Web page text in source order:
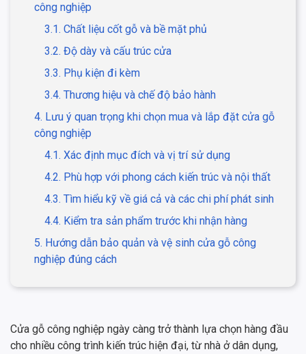
công nghiệp
3.1. Chất liệu cốt gỗ và bề mặt phủ
3.2. Độ dày và cấu trúc cửa
3.3. Phụ kiện đi kèm
3.4. Thương hiệu và chế độ bảo hành
4. Lưu ý quan trọng khi chọn mua và lắp đặt cửa gỗ
công nghiệp
4.1. Xác định mục đích và vị trí sử dụng
4.2. Phù hợp với phong cách kiến trúc và nội thất
4.3. Tìm hiểu kỹ về giá cả và các chi phí phát sinh
4.4. Kiểm tra sản phẩm trước khi nhận hàng
5. Hướng dẫn bảo quản và vệ sinh cửa gỗ công
nghiệp đúng cách
Cửa gỗ công nghiệp ngày càng trở thành lựa chọn hàng đầu
cho nhiều công trình kiến trúc hiện đại, từ nhà ở dân dụng,